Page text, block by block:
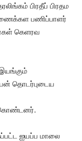
பிரதீப் பிரதம
பணிப்பாளர்
கெளரவ
தொடர்புடைய
கொண்டனர்.
ஐயப்ப மாலை